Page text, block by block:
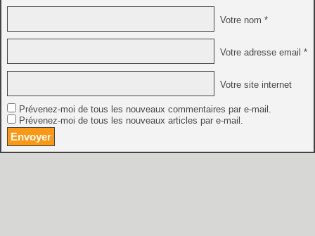
Votre nom *
Votre adresse email *
Votre site internet
Prévenez-moi de tous les nouveaux commentaires par e-mail.
Prévenez-moi de tous les nouveaux articles par e-mail.